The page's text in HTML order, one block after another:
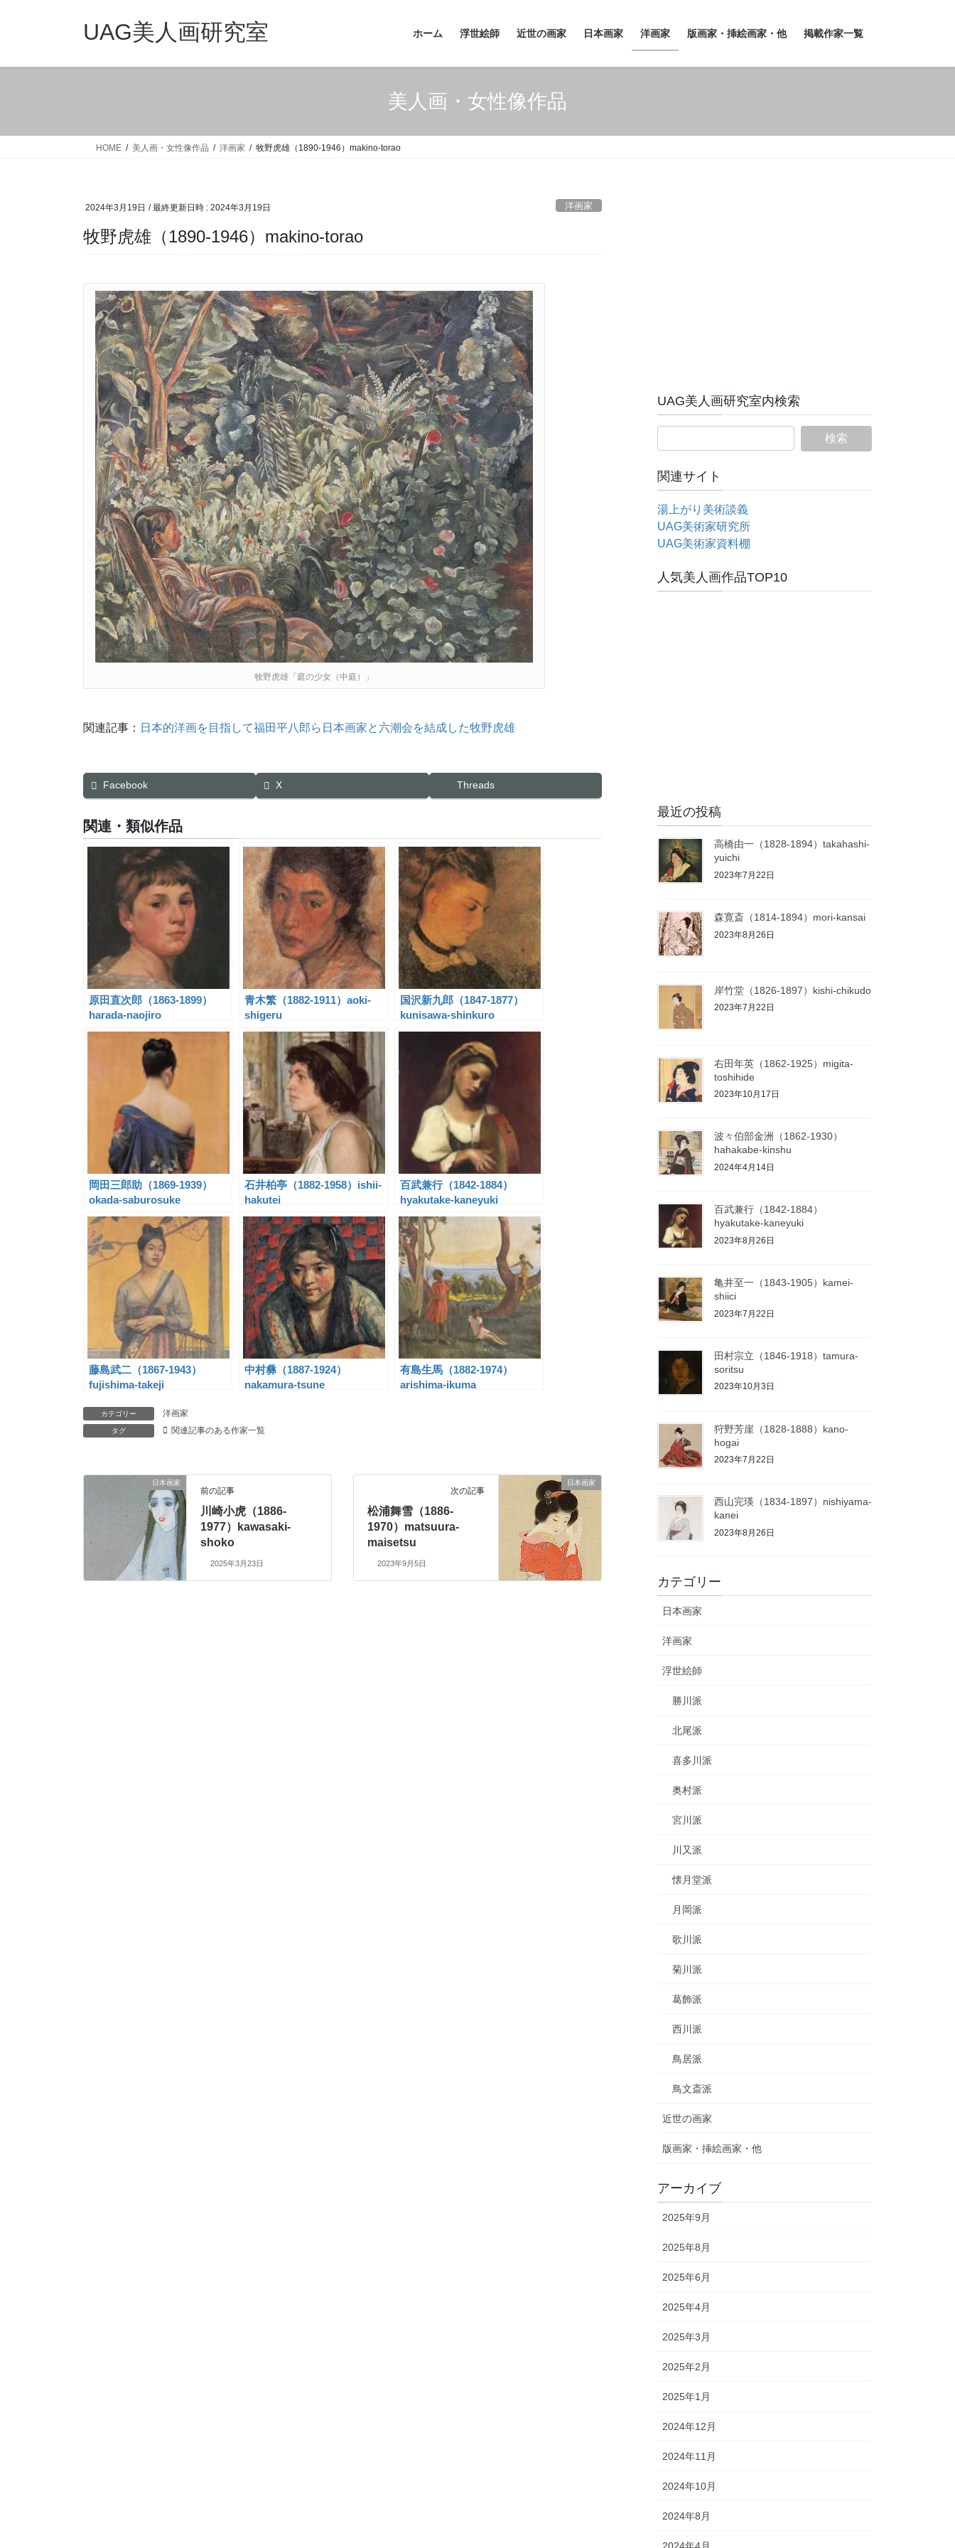
UAG美人画研究室 ホーム 浮世絵師 近世の画家 日本画家 洋画家 版画家・挿絵画家・他 掲載作家一覧
美人画・女性像作品
HOME 美人画・女性像作品 洋画家 牧野虎雄（1890-1946）makino-torao
2024年3月19日 / 最終更新日時 : 2024年3月19日 洋画家
牧野虎雄（1890-1946）makino-torao
牧野虎雄「庭の少女（中庭）」
関連記事： 日本的洋画を目指して福田平八郎ら日本画家と六潮会を結成した牧野虎雄
Facebook X Threads
関連・類似作品
原田直次郎（1863-1899）
harada-naojiro
青木繁（1882-1911）aoki-
shigeru
国沢新九郎（1847-1877）
kunisawa-shinkuro
岡田三郎助（1869-1939）
okada-saburosuke
石井柏亭（1882-1958）ishii-
hakutei
百武兼行（1842-1884）
hyakutake-kaneyuki
藤島武二（1867-1943）
fujishima-takeji
中村彝（1887-1924）
nakamura-tsune
有島生馬（1882-1974）
arishima-ikuma
カテゴリー 洋画家
タグ 関連記事のある作家一覧
日本画家
前の記事
川崎小虎（1886-
1977）kawasaki-
shoko
2025年3月23日
日本画家
次の記事
松浦舞雪（1886-
1970）matsuura-
maisetsu
2023年9月5日
UAG美人画研究室内検索
関連サイト
湯上がり美術談義
UAG美術家研究所
UAG美術家資料棚
人気美人画作品TOP10
最近の投稿
高橋由一（1828-1894）takahashi-
yuichi
2023年7月22日
森寛斎（1814-1894）mori-kansai
2023年8月26日
岸竹堂（1826-1897）kishi-chikudo
2023年7月22日
右田年英（1862-1925）migita-
toshihide
2023年10月17日
波々伯部金洲（1862-1930）
hahakabe-kinshu
2024年4月14日
百武兼行（1842-1884）
hyakutake-kaneyuki
2023年8月26日
亀井至一（1843-1905）kamei-
shiici
2023年7月22日
田村宗立（1846-1918）tamura-
soritsu
2023年10月3日
狩野芳崖（1828-1888）kano-
hogai
2023年7月22日
西山完瑛（1834-1897）nishiyama-
kanei
2023年8月26日
カテゴリー
日本画家
洋画家
浮世絵師
勝川派
北尾派
喜多川派
奥村派
宮川派
川又派
懐月堂派
月岡派
歌川派
菊川派
葛飾派
西川派
鳥居派
鳥文斎派
近世の画家
版画家・挿絵画家・他
アーカイブ
2025年9月
2025年8月
2025年6月
2025年4月
2025年3月
2025年2月
2025年1月
2024年12月
2024年11月
2024年10月
2024年8月